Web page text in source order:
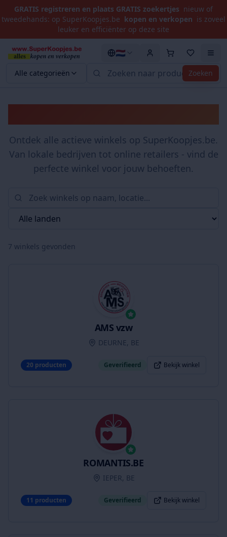
GRATIS registreren en plaats GRATIS zoekertjes nieuw of
tweedehands: op SuperKoopjes.be kopen en verkopen is zoveel
leuker en efficiënter op deze site
Alle categorieën Zoeken
🇳🇱
Ontdek alle actieve winkels op SuperKoopjes.be.
Van lokale bedrijven tot online retailers - vind de
perfecte winkel voor jouw behoeften.
7 winkels gevonden
AMS vzw
DEURNE, BE
20 producten Geverifieerd Bekijk winkel
ROMANTIS.BE
IEPER, BE
11 producten Geverifieerd Bekijk winkel